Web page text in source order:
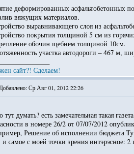
деформированных асфальтобетонных
вяжущих материалов.
выравнивающего слоя из
покрытия толщиной 5 см из
обочин щебнем толщиной 10см.
участка автодороги – 467 м,
сайт?! Сделаем!
Добавлено: Ср Авг 01, 2012 22:26
тут думать? есть замечательная такая
в номере 26/2 от 07/07/2012
Решение об исполнении бюджета
и самое с моей точки зрения интэрэсное: